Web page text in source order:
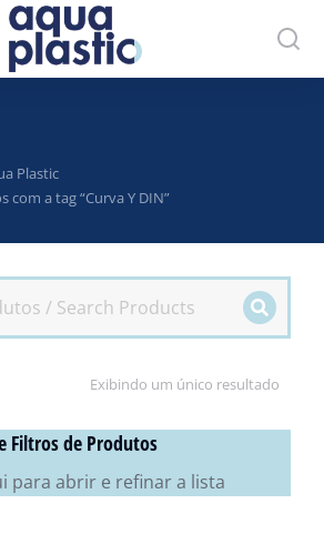
Plastic
com a tag “Curva Y DIN”
Exibindo um único resultado
Filtros de Produtos
para abrir e refinar a lista